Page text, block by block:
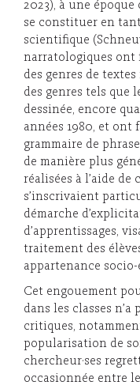
2023), à une
se constituer en
scientifique
narratologiques ont
des genres de
des genres tels que
dessinée, encore
années 1980, et
grammaire de
de manière plus
réalisées à l’aide
s’inscrivaient
démarche
d’apprentissages,
traitement des
appartenance
Cet engouement
dans les classes n’a
critiques,
popularisation de
chercheur·ses
occasionnée entre